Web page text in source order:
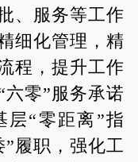
、服务等工作
细化管理，精
程，提升工作
零”服务承诺
层“零距离”指
履职，强化工